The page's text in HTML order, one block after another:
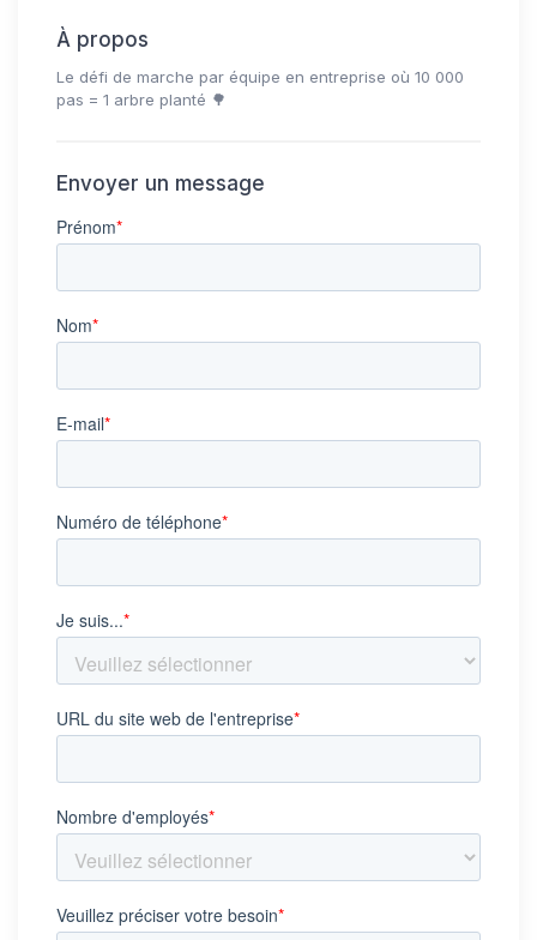
À propos
Le défi de marche par équipe en entreprise où 10 000
pas = 1 arbre planté 🌳
Envoyer un message